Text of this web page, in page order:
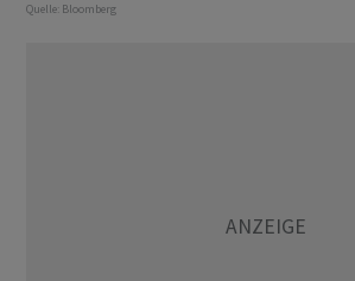
Quelle: Bloomberg